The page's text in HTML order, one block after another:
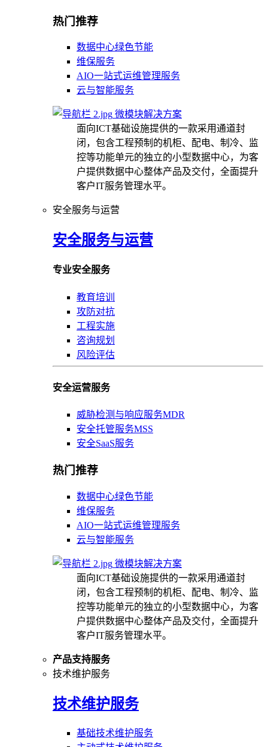
热门推荐
数据中心绿色节能
维保服务
AIO一站式运维管理服务
云与智能服务
微模块解决方案
面向ICT基础设施提供的一款采用通道封
闭，包含工程预制的机柜、配电、制冷、监
控等功能单元的独立的小型数据中心，为客
户提供数据中心整体产品及交付，全面提升
客户IT服务管理水平。
安全服务与运营
安全服务与运营
专业安全服务
教育培训
攻防对抗
工程实施
咨询规划
风险评估
安全运营服务
威胁检测与响应服务MDR
安全托管服务MSS
安全SaaS服务
热门推荐
数据中心绿色节能
维保服务
AIO一站式运维管理服务
云与智能服务
微模块解决方案
面向ICT基础设施提供的一款采用通道封
闭，包含工程预制的机柜、配电、制冷、监
控等功能单元的独立的小型数据中心，为客
户提供数据中心整体产品及交付，全面提升
客户IT服务管理水平。
产品支持服务
技术维护服务
技术维护服务
基础技术维护服务